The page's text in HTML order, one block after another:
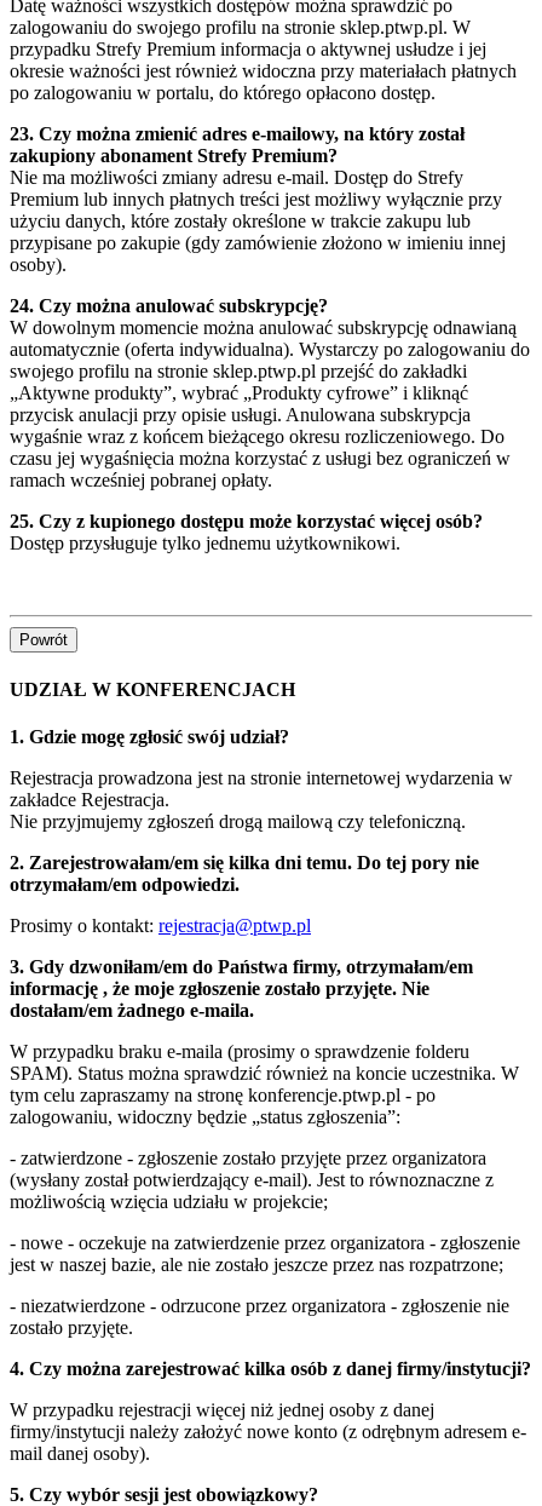
Datę ważności wszystkich dostępów można sprawdzić po
zalogowaniu do swojego profilu na stronie sklep.ptwp.pl. W
przypadku Strefy Premium informacja o aktywnej usłudze i jej
okresie ważności jest również widoczna przy materiałach płatnych
po zalogowaniu w portalu, do którego opłacono dostęp.
23. Czy można zmienić adres e-mailowy, na który został
zakupiony abonament Strefy Premium?
Nie ma możliwości zmiany adresu e-mail. Dostęp do Strefy
Premium lub innych płatnych treści jest możliwy wyłącznie przy
użyciu danych, które zostały określone w trakcie zakupu lub
przypisane po zakupie (gdy zamówienie złożono w imieniu innej
osoby).
24. Czy można anulować subskrypcję?
W dowolnym momencie można anulować subskrypcję odnawianą
automatycznie (oferta indywidualna). Wystarczy po zalogowaniu do
swojego profilu na stronie sklep.ptwp.pl przejść do zakładki
„Aktywne produkty”, wybrać „Produkty cyfrowe” i kliknąć
przycisk anulacji przy opisie usługi. Anulowana subskrypcja
wygaśnie wraz z końcem bieżącego okresu rozliczeniowego. Do
czasu jej wygaśnięcia można korzystać z usługi bez ograniczeń w
ramach wcześniej pobranej opłaty.
25. Czy z kupionego dostępu może korzystać więcej osób?
Dostęp przysługuje tylko jednemu użytkownikowi.
Powrót
UDZIAŁ W KONFERENCJACH
1. Gdzie mogę zgłosić swój udział?
Rejestracja prowadzona jest na stronie internetowej wydarzenia w
zakładce Rejestracja.
Nie przyjmujemy zgłoszeń drogą mailową czy telefoniczną.
2. Zarejestrowałam/em się kilka dni temu. Do tej pory nie
otrzymałam/em odpowiedzi.
Prosimy o kontakt: rejestracja@ptwp.pl
3. Gdy dzwoniłam/em do Państwa firmy, otrzymałam/em
informację , że moje zgłoszenie zostało przyjęte. Nie
dostałam/em żadnego e-maila.
W przypadku braku e-maila (prosimy o sprawdzenie folderu
SPAM). Status można sprawdzić również na koncie uczestnika. W
tym celu zapraszamy na stronę konferencje.ptwp.pl - po
zalogowaniu, widoczny będzie „status zgłoszenia”:
- zatwierdzone - zgłoszenie zostało przyjęte przez organizatora
(wysłany został potwierdzający e-mail). Jest to równoznaczne z
możliwością wzięcia udziału w projekcie;
- nowe - oczekuje na zatwierdzenie przez organizatora - zgłoszenie
jest w naszej bazie, ale nie zostało jeszcze przez nas rozpatrzone;
- niezatwierdzone - odrzucone przez organizatora - zgłoszenie nie
zostało przyjęte.
4. Czy można zarejestrować kilka osób z danej firmy/instytucji?
W przypadku rejestracji więcej niż jednej osoby z danej
firmy/instytucji należy założyć nowe konto (z odrębnym adresem e-
mail danej osoby).
5. Czy wybór sesji jest obowiązkowy?